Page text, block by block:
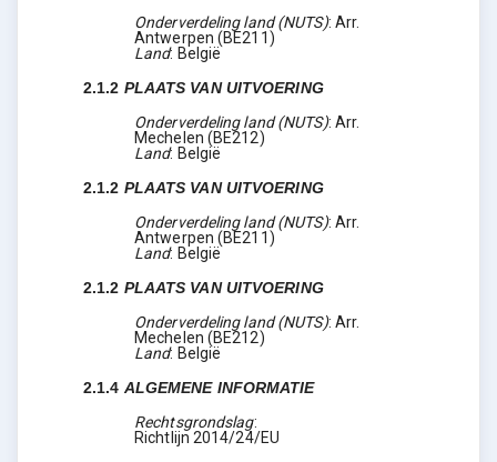
Onderverdeling land (NUTS): Arr.
Antwerpen (BE211)
Land: België
2.1.2 PLAATS VAN UITVOERING
Onderverdeling land (NUTS): Arr.
Mechelen (BE212)
Land: België
2.1.2 PLAATS VAN UITVOERING
Onderverdeling land (NUTS): Arr.
Antwerpen (BE211)
Land: België
2.1.2 PLAATS VAN UITVOERING
Onderverdeling land (NUTS): Arr.
Mechelen (BE212)
Land: België
2.1.4 ALGEMENE INFORMATIE
Rechtsgrondslag:
Richtlijn 2014/24/EU